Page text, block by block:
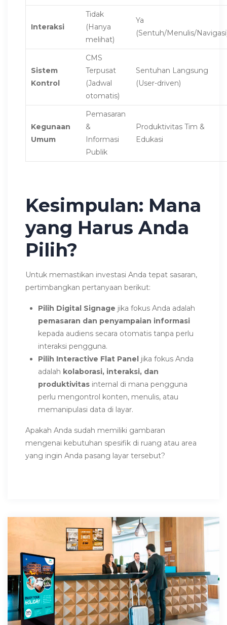
Interaksi
Tidak
(Hanya
melihat)
Ya
(Sentuh/Menulis/
Sistem
Kontrol
CMS
Terpusat
(Jadwal
otomatis)
Sentuhan Langsung
(User-driven)
Kegunaan
Umum
Pemasaran
&
Informasi
Publik
Produktivitas Tim &
Edukasi
Kesimpulan: Mana
yang Harus Anda
Pilih?
Untuk memastikan investasi Anda tepat sasaran,
pertimbangkan pertanyaan berikut:
Pilih Digital Signage jika fokus Anda adalah
pemasaran dan penyampaian informasi
kepada audiens secara otomatis tanpa perlu
interaksi pengguna.
Pilih Interactive Flat Panel jika fokus Anda
adalah kolaborasi, interaksi, dan
produktivitas internal di mana pengguna
perlu mengontrol konten, menulis, atau
memanipulasi data di layar.
Apakah Anda sudah memiliki gambaran
mengenai kebutuhan spesifik di ruang atau area
yang ingin Anda pasang layar tersebut?